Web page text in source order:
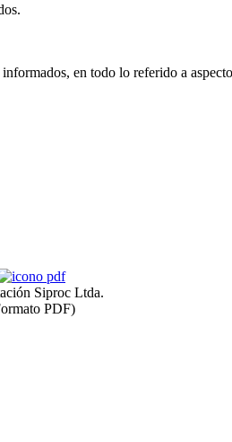
en todo lo referido a
Siproc Ltda.
PDF)